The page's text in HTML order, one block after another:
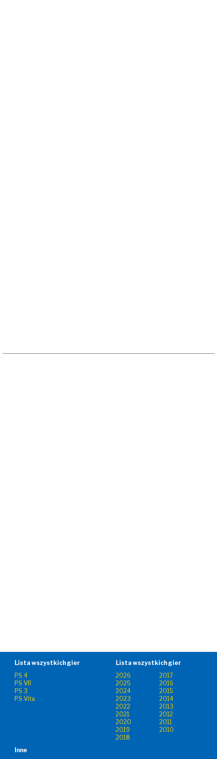
Lista wszystkich gier
PS 4
PS VR
PS 3
PS Vita
Lista wszystkich gier
2026
2017
2025
2016
2024
2015
2023
2014
2022
2013
2021
2012
2020
2011
2019
2010
2018
Inne